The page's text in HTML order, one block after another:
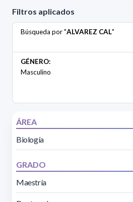
Filtros aplicados
Búsqueda por "ALVAREZ CAL"
GÉNERO:
Masculino
ÁREA
Biología
GRADO
Maestría